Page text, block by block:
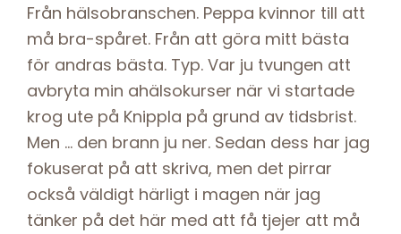
Från hälsobranschen. Peppa kvinnor till att
må bra-spåret. Från att göra mitt bästa
för andras bästa. Typ. Var ju tvungen att
avbryta min ahälsokurser när vi startade
krog ute på Knippla på grund av tidsbrist.
Men … den brann ju ner. Sedan dess har jag
fokuserat på att skriva, men det pirrar
också väldigt härligt i magen när jag
tänker på det här med att få tjejer att må